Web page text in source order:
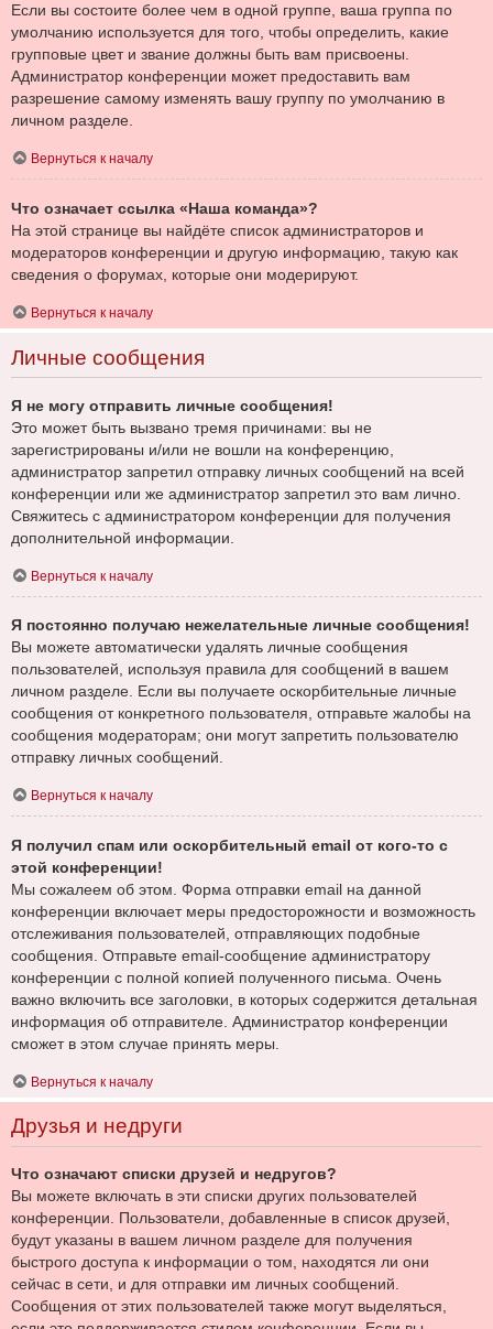
Если вы состоите более чем в одной группе, ваша группа по
умолчанию используется для того, чтобы определить, какие
групповые цвет и звание должны быть вам присвоены.
Администратор конференции может предоставить вам
разрешение самому изменять вашу группу по умолчанию в
личном разделе.
Вернуться к началу
Что означает ссылка «Наша команда»?
На этой странице вы найдёте список администраторов и
модераторов конференции и другую информацию, такую как
сведения о форумах, которые они модерируют.
Вернуться к началу
Личные сообщения
Я не могу отправить личные сообщения!
Это может быть вызвано тремя причинами: вы не
зарегистрированы и/или не вошли на конференцию,
администратор запретил отправку личных сообщений на всей
конференции или же администратор запретил это вам лично.
Свяжитесь с администратором конференции для получения
дополнительной информации.
Вернуться к началу
Я постоянно получаю нежелательные личные сообщения!
Вы можете автоматически удалять личные сообщения
пользователей, используя правила для сообщений в вашем
личном разделе. Если вы получаете оскорбительные личные
сообщения от конкретного пользователя, отправьте жалобы на
сообщения модераторам; они могут запретить пользователю
отправку личных сообщений.
Вернуться к началу
Я получил спам или оскорбительный email от кого-то с
этой конференции!
Мы сожалеем об этом. Форма отправки email на данной
конференции включает меры предосторожности и возможность
отслеживания пользователей, отправляющих подобные
сообщения. Отправьте email-сообщение администратору
конференции с полной копией полученного письма. Очень
важно включить все заголовки, в которых содержится детальная
информация об отправителе. Администратор конференции
сможет в этом случае принять меры.
Вернуться к началу
Друзья и недруги
Что означают списки друзей и недругов?
Вы можете включать в эти списки других пользователей
конференции. Пользователи, добавленные в список друзей,
будут указаны в вашем личном разделе для получения
быстрого доступа к информации о том, находятся ли они
сейчас в сети, и для отправки им личных сообщений.
Сообщения от этих пользователей также могут выделяться,